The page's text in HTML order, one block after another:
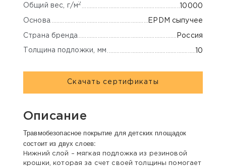
Общий вес, г/м2 10000
Основа EPDM сыпучее
Страна бренда Россия
Толщина подложки, мм 10
Скачать сертификаты
Описание
Травмобезопасное покрытие для детских площадок
состоит из двух слоев:
Нижний слой – мягкая подложка из резиновой
крошки, которая за счет своей толщины помогает